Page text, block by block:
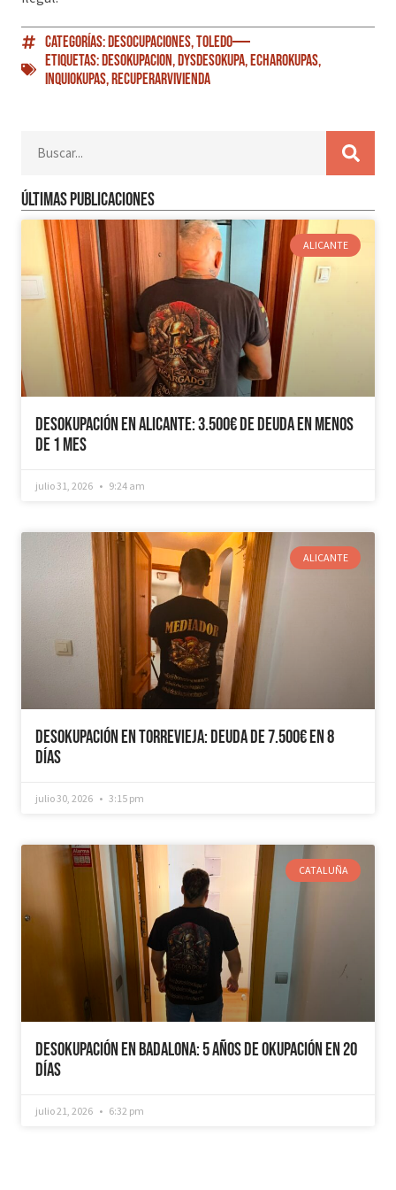
Categorías:Desocupaciones,Toledo
Etiquetas:Desokupacion,DySDesokupa,EcharOkupas,
Inquiokupas,RecuperarVivienda
Últimas publicaciones
ALICANTE
Desokupación en Alicante: 3.500€ de Deuda en Menos
de 1 mes
julio 31, 2026 9:24 am
ALICANTE
Desokupación en Torrevieja: Deuda de 7.500€ en 8
días
julio 30, 2026 3:15 pm
CATALUÑA
Desokupación en Badalona: 5 años de Okupación en 20
días
julio 21, 2026 6:32 pm